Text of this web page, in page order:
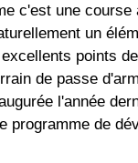
c'est une
un
points
de passe
l'année
de